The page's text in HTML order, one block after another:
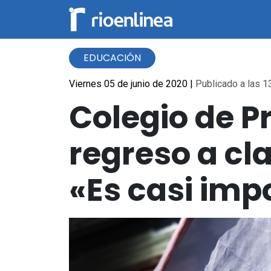
EDUCACIÓN
Viernes 05 de junio de 2020 | Publicado a las
Colegio de
regreso a
«Es casi